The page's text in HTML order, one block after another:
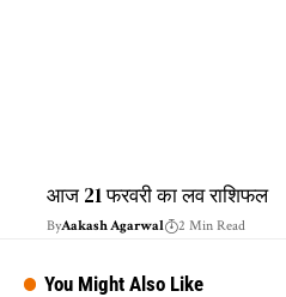
आज 21 फरवरी का लव राशिफल
ByAakash Agarwal 2 Min Read
You Might Also Like